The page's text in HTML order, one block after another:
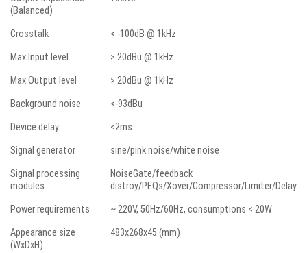
(Balanced)
Crosstalk
< -100dB @ 1kHz
Max Input level
> 20dBu @ 1kHz
Max Output level
> 20dBu @ 1kHz
Background noise
<-93dBu
Device delay
<2ms
Signal generator
sine/pink noise/white noise
Signal processing
modules
NoiseGate/feedback
distroy/PEQs/Xover/Compressor/Limiter/Delay
Power requirements
~ 220V, 50Hz/60Hz, consumptions < 20W
Appearance size
(WxDxH)
483x268x45 (mm)